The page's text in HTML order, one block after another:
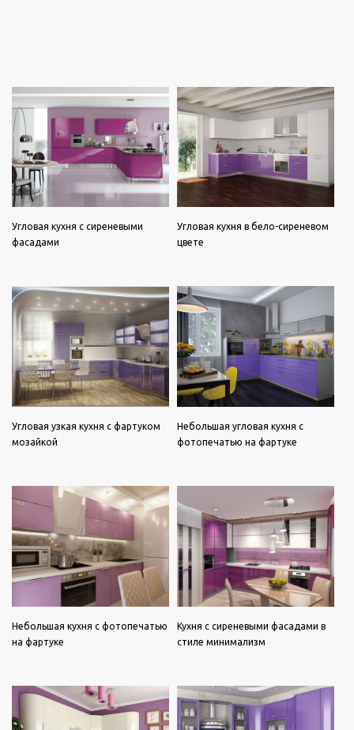
Угловая кухня с сиреневыми
фасадами
Угловая кухня в бело-сиреневом
цвете
Угловая узкая кухня с фартуком
мозайкой
Небольшая угловая кухня с
фотопечатью на фартуке
Небольшая кухня с фотопечатью
на фартуке
Кухня с сиреневыми фасадами в
стиле минимализм